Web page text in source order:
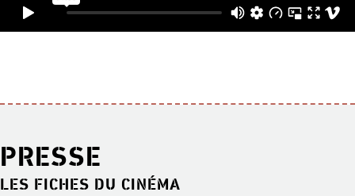
PRESSE
LES FICHES DU CINÉMA